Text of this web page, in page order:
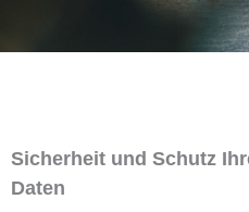
Sicherheit und Schutz
Daten